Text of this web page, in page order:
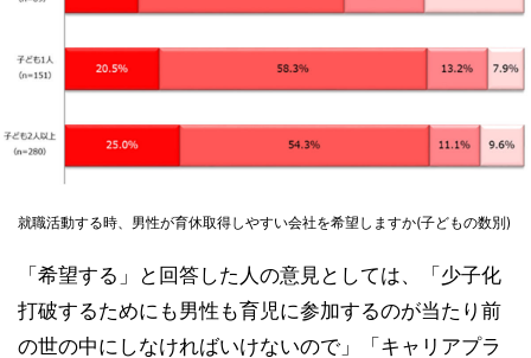
就職活動する時、男性が育休取得しやすい会社を希望しますか(子どもの数別)
「希望する」と回答した人の意見としては、「少子化
打破するためにも男性も育児に参加するのが当たり前
の世の中にしなければいけないので」「キャリアプラ